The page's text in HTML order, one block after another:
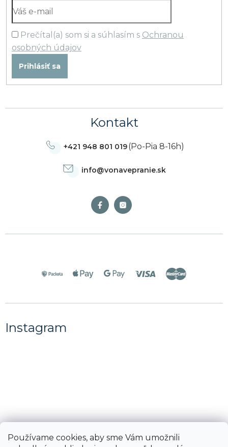
Používame cookies, aby sme Vám umožnili
Prečítal(a) som si a súhlasím s Ochranou
osobných údajov
Prihlásiť sa
Kontakt
info@vonavepranie.sk
+421 948 801 019(Po-Pia 8-16h)
Instagram